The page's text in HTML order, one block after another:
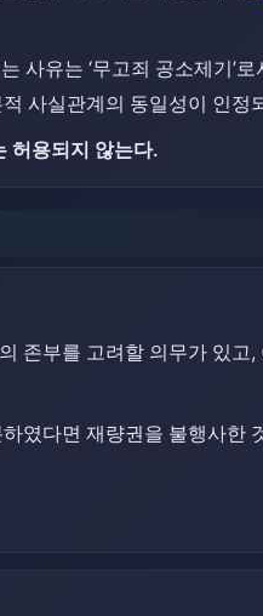
사유는 ‘무고죄 공소제기’
사실관계의 동일성이 인정
허용되지 않는다.
존부를 고려할 의무가 있고
였다면 재량권을 불행사한